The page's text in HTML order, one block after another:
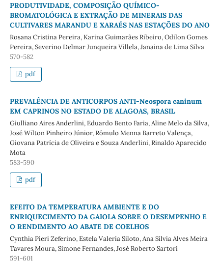
PRODUTIVIDADE, COMPOSIÇÃO QUÍMICO-
BROMATOLÓGICA E EXTRAÇÃO DE MINERAIS DAS
CULTIVARES MARANDU E XARAÉS NAS ESTAÇÕES DO ANO
Rosana Cristina Pereira, Karina Guimarães Ribeiro, Odilon Gomes
Pereira, Severino Delmar Junqueira Villela, Janaina de Lima Silva
570-582
pdf
PREVALÊNCIA DE ANTICORPOS ANTI-Neospora caninum
EM CAPRINOS NO ESTADO DE ALAGOAS, BRASIL
Giulliano Aires Anderlini, Eduardo Bento Faria, Aline Melo da Silva,
José Wilton Pinheiro Júnior, Rômulo Menna Barreto Valença,
Giovana Patrícia de Oliveira e Souza Anderlini, Rinaldo Aparecido
Mota
583-590
pdf
EFEITO DA TEMPERATURA AMBIENTE E DO
ENRIQUECIMENTO DA GAIOLA SOBRE O DESEMPENHO E
O RENDIMENTO AO ABATE DE COELHOS
Cynthia Pieri Zeferino, Estela Valeria Siloto, Ana Silvia Alves Meira
Tavares Moura, Simone Fernandes, José Roberto Sartori
591-601